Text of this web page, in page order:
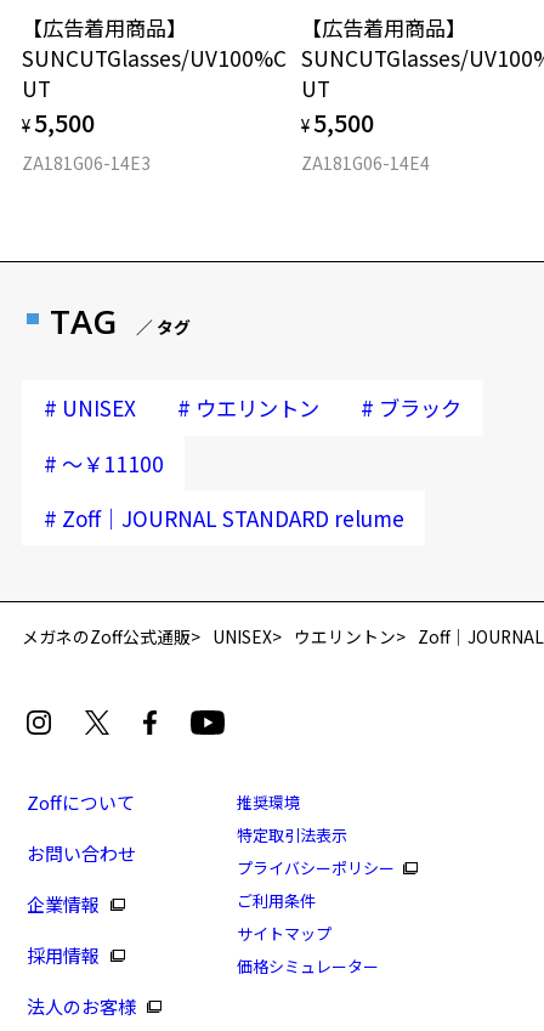
商品発送から6か月を過ぎた場合、又はお客様からの【商品発送メー
ル】のご提示が無かった場合、レンズ代金の他に加工賃として3,300
円(税込)を頂戴いたしますので、予めご了承ください。
【広告着用商品】
SUNCUTGlasses/UV100%C
UT
¥ 5,500
ZA181G06-14E3
【広告着用商品】
SUNCUTGlasses/
UT
¥ 5,500
ZA181G06-14E4
TAG ／ タグ
# UNISEX # ウエリントン # ブラック
# ～￥11100
# Zoff｜JOURNAL STANDARD relume
メガネのZoff公式通販 UNISEX ウエリントン Zoff｜
Zoffについて
お問い合わせ
企業情報
採用情報
法人のお客様
推奨環境
特定取引法表示
プライバシーポリシー
ご利用条件
サイトマップ
価格シミュレーター